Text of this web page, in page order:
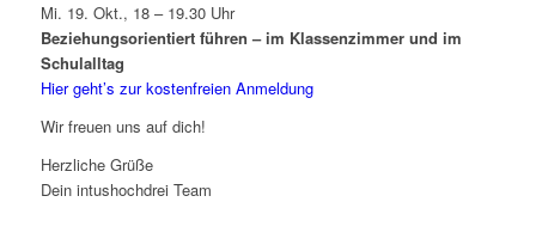
Mi. 19. Okt., 18 – 19.30 Uhr
Beziehungsorientiert führen – im Klassenzimmer und im
Schulalltag
Hier geht’s zur kostenfreien Anmeldung
Wir freuen uns auf dich!
Herzliche Grüße
Dein intushochdrei Team